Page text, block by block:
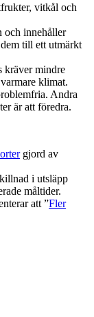
vitkål och
och innehåller
till ett utmärkt
kräver mindre
klimat.
Andra
är att föredra.
gjord av
i utsläpp
måltider.
att ”Fler